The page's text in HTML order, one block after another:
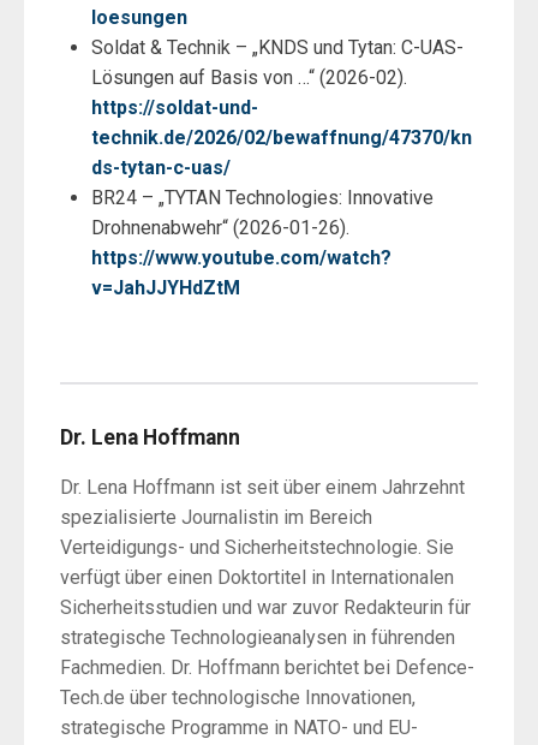
loesungen
Soldat & Technik – „KNDS und Tytan: C-UAS-
Lösungen auf Basis von …“ (2026-02).
https://soldat-und-
technik.de/2026/02/bewaffnung/47370/kn
ds-tytan-c-uas/
BR24 – „TYTAN Technologies: Innovative
Drohnenabwehr“ (2026-01-26).
https://www.youtube.com/watch?
v=JahJJYHdZtM
Dr. Lena Hoffmann
Dr. Lena Hoffmann ist seit über einem Jahrzehnt
spezialisierte Journalistin im Bereich
Verteidigungs- und Sicherheitstechnologie. Sie
verfügt über einen Doktortitel in Internationalen
Sicherheitsstudien und war zuvor Redakteurin für
strategische Technologieanalysen in führenden
Fachmedien. Dr. Hoffmann berichtet bei Defence-
Tech.de über technologische Innovationen,
strategische Programme in NATO- und EU-